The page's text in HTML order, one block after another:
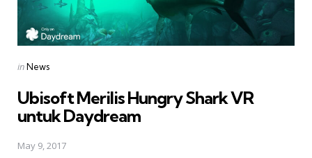
Posted
inNews
Ubisoft Merilis Hungry Shark VR
untuk Daydream
May 9, 2017